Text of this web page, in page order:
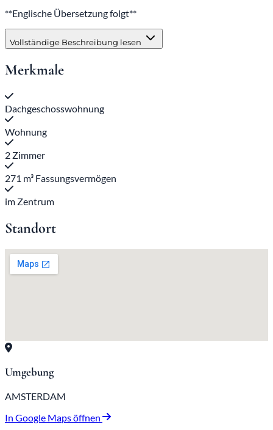
**Englische Übersetzung folgt**
Vollständige Beschreibung lesen
Merkmale
Dachgeschosswohnung
Wohnung
2 Zimmer
271 m³ Fassungsvermögen
im Zentrum
Standort
Umgebung
AMSTERDAM
In Google Maps öffnen